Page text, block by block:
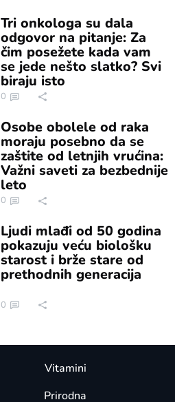
Tri onkologa su dala
odgovor na pitanje: Za
čim posežete kada vam
se jede nešto slatko? Svi
biraju isto
0
Osobe obolele od raka
moraju posebno da se
zaštite od letnjih vrućina:
Važni saveti za bezbednije
leto
0
Ljudi mlađi od 50 godina
pokazuju veću biološku
starost i brže stare od
prethodnih generacija
0
Vitamini
Prirodna